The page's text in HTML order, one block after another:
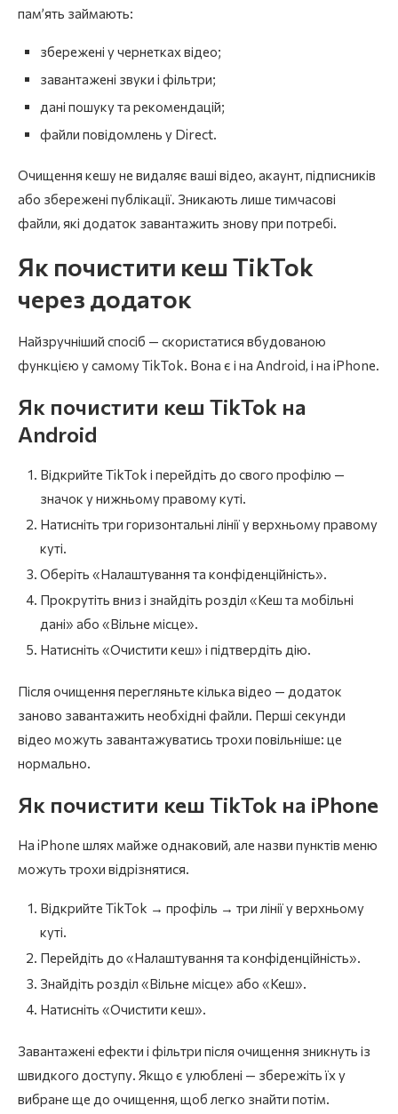
пам’ять займають:
збережені у чернетках відео;
завантажені звуки і фільтри;
дані пошуку та рекомендацій;
файли повідомлень у Direct.
Очищення кешу не видаляє ваші відео, акаунт, підписників
або збережені публікації. Зникають лише тимчасові
файли, які додаток завантажить знову при потребі.
Як почистити кеш TikTok
через додаток
Найзручніший спосіб — скористатися вбудованою
функцією у самому TikTok. Вона є і на Android, і на iPhone.
Як почистити кеш TikTok на
Android
Відкрийте TikTok і перейдіть до свого профілю —
значок у нижньому правому куті.
Натисніть три горизонтальні лінії у верхньому правому
куті.
Оберіть «Налаштування та конфіденційність».
Прокрутіть вниз і знайдіть розділ «Кеш та мобільні
дані» або «Вільне місце».
Натисніть «Очистити кеш» і підтвердіть дію.
Після очищення перегляньте кілька відео — додаток
заново завантажить необхідні файли. Перші секунди
відео можуть завантажуватись трохи повільніше: це
нормально.
Як почистити кеш TikTok на iPhone
На iPhone шлях майже однаковий, але назви пунктів меню
можуть трохи відрізнятися.
Відкрийте TikTok → профіль → три лінії у верхньому
куті.
Перейдіть до «Налаштування та конфіденційність».
Знайдіть розділ «Вільне місце» або «Кеш».
Натисніть «Очистити кеш».
Завантажені ефекти і фільтри після очищення зникнуть із
швидкого доступу. Якщо є улюблені — збережіть їх у
вибране ще до очищення, щоб легко знайти потім.